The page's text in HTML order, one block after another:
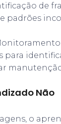
de
padrões
para
Não
o